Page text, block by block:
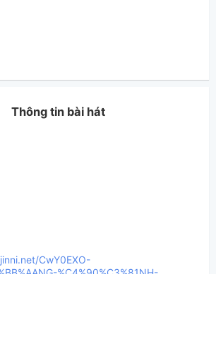
Thông tin bài hát
CwY0EXO-
%C4%90%C3%81NH-